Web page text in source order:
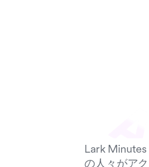
Lark
の人々がア